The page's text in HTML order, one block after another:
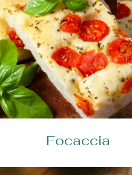
Focaccia